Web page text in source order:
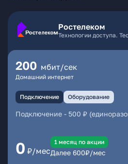
Ростелеком
Технологии доступа.
200 мбит/сек
Домашний интернет
Подключение Оборудование
Подключение - 500 ₽
0 ₽/мес
1 месяц по акции
Далее 600₽/мес